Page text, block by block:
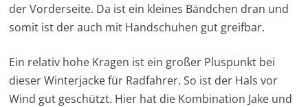
der Vorderseite. Da ist ein kleines Bändchen dran und
somit ist der auch mit Handschuhen gut greifbar.
Ein relativ hohe Kragen ist ein großer Pluspunkt bei
dieser Winterjacke für Radfahrer. So ist der Hals vor
Wind gut geschützt. Hier hat die Kombination Jake und